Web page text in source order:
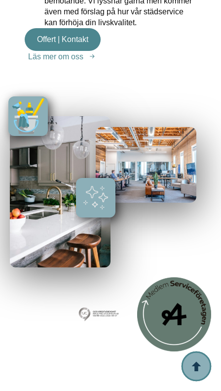
även med förslag på hur vår städservice
kan förhöja din livskvalitet.
Offert | Kontakt
Läs mer om oss